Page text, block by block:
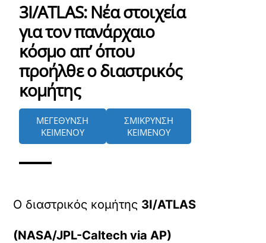
3I/ATLAS: Νέα στοιχεία
για τον πανάρχαιο
κόσμο απ’ όπου
προήλθε ο διαστρικός
κομήτης
ΜΕΓΕΘΥΝΣΗ
ΚΕΙΜΕΝΟΥ
ΣΜΙΚΡΥΝΣΗ
ΚΕΙΜΕΝΟΥ
Ο διαστρικός κομήτης 3I/ATLAS
(NASA/JPL-Caltech via AP)